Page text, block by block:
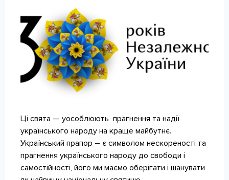
КОНТАКТИ
Ці свята — уособлюють прагнення та надії
українського народу на краще майбутнє.
Український прапор – є символом нескореності та
прагнення українського народу до свободи і
самостійності, його ми маємо оберігати і шанувати